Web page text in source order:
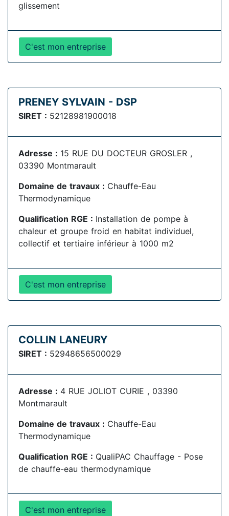
glissement
C'est mon entreprise
PRENEY SYLVAIN - DSP
SIRET : 52128981900018
Adresse : 15 RUE DU DOCTEUR GROSLER ,
03390 Montmarault
Domaine de travaux : Chauffe-Eau
Thermodynamique
Qualification RGE : Installation de pompe à
chaleur et groupe froid en habitat individuel,
collectif et tertiaire inférieur à 1000 m2
C'est mon entreprise
COLLIN LANEURY
SIRET : 52948656500029
Adresse : 4 RUE JOLIOT CURIE , 03390
Montmarault
Domaine de travaux : Chauffe-Eau
Thermodynamique
Qualification RGE : QualiPAC Chauffage - Pose
de chauffe-eau thermodynamique
C'est mon entreprise